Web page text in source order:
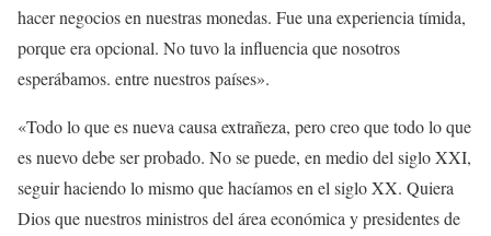
hacer negocios en nuestras monedas. Fue una experiencia tímida,
porque era opcional. No tuvo la influencia que nosotros
esperábamos. entre nuestros países».
«Todo lo que es nueva causa extrañeza, pero creo que todo lo que
es nuevo debe ser probado. No se puede, en medio del siglo XXI,
seguir haciendo lo mismo que hacíamos en el siglo XX. Quiera
Dios que nuestros ministros del área económica y presidentes de